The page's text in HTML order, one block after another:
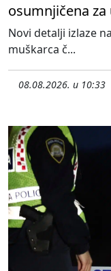
osumnjičena
Novi detalji izlaze
muškarca č...
08.08.2026. u 10:33